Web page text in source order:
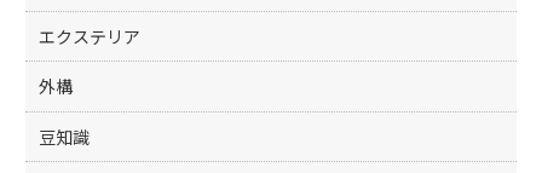
エクステリア
外構
豆知識